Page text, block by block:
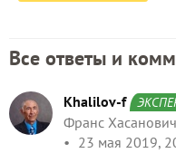
Все ответы и
Khalilov-f
Франс
23 мая 2019,